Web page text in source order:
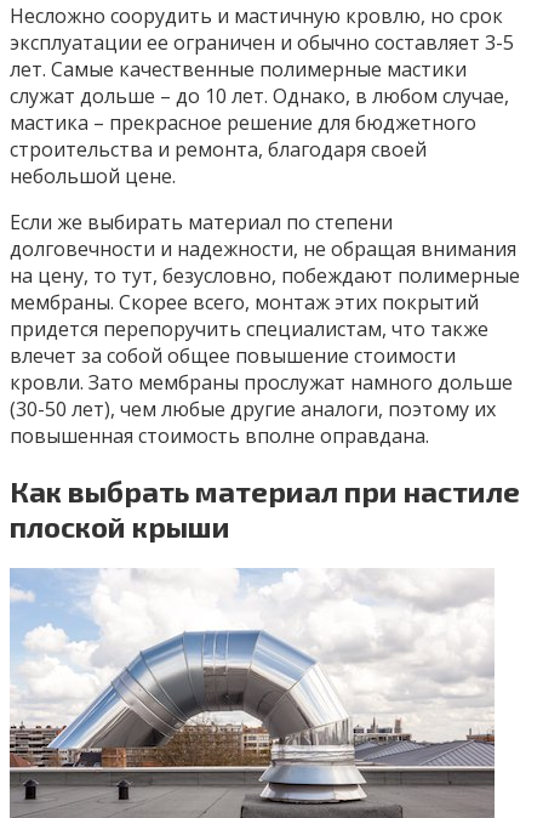
Несложно соорудить и мастичную кровлю, но срок
эксплуатации ее ограничен и обычно составляет 3-5
лет. Самые качественные полимерные мастики
служат дольше – до 10 лет. Однако, в любом случае,
мастика – прекрасное решение для бюджетного
строительства и ремонта, благодаря своей
небольшой цене.
Если же выбирать материал по степени
долговечности и надежности, не обращая внимания
на цену, то тут, безусловно, побеждают полимерные
мембраны. Скорее всего, монтаж этих покрытий
придется перепоручить специалистам, что также
влечет за собой общее повышение стоимости
кровли. Зато мембраны прослужат намного дольше
(30-50 лет), чем любые другие аналоги, поэтому их
повышенная стоимость вполне оправдана.
Как выбрать материал при настиле
плоской крыши